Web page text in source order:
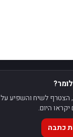
הצטרף לשיח והשפיע על
היום.
כתבה